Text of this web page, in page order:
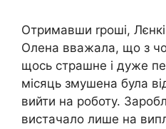
Отримавши rроші,
Олена вважала, що з
щось страшне і дуже
місяць змушена була
вийти на роботу.
вистачало лише на